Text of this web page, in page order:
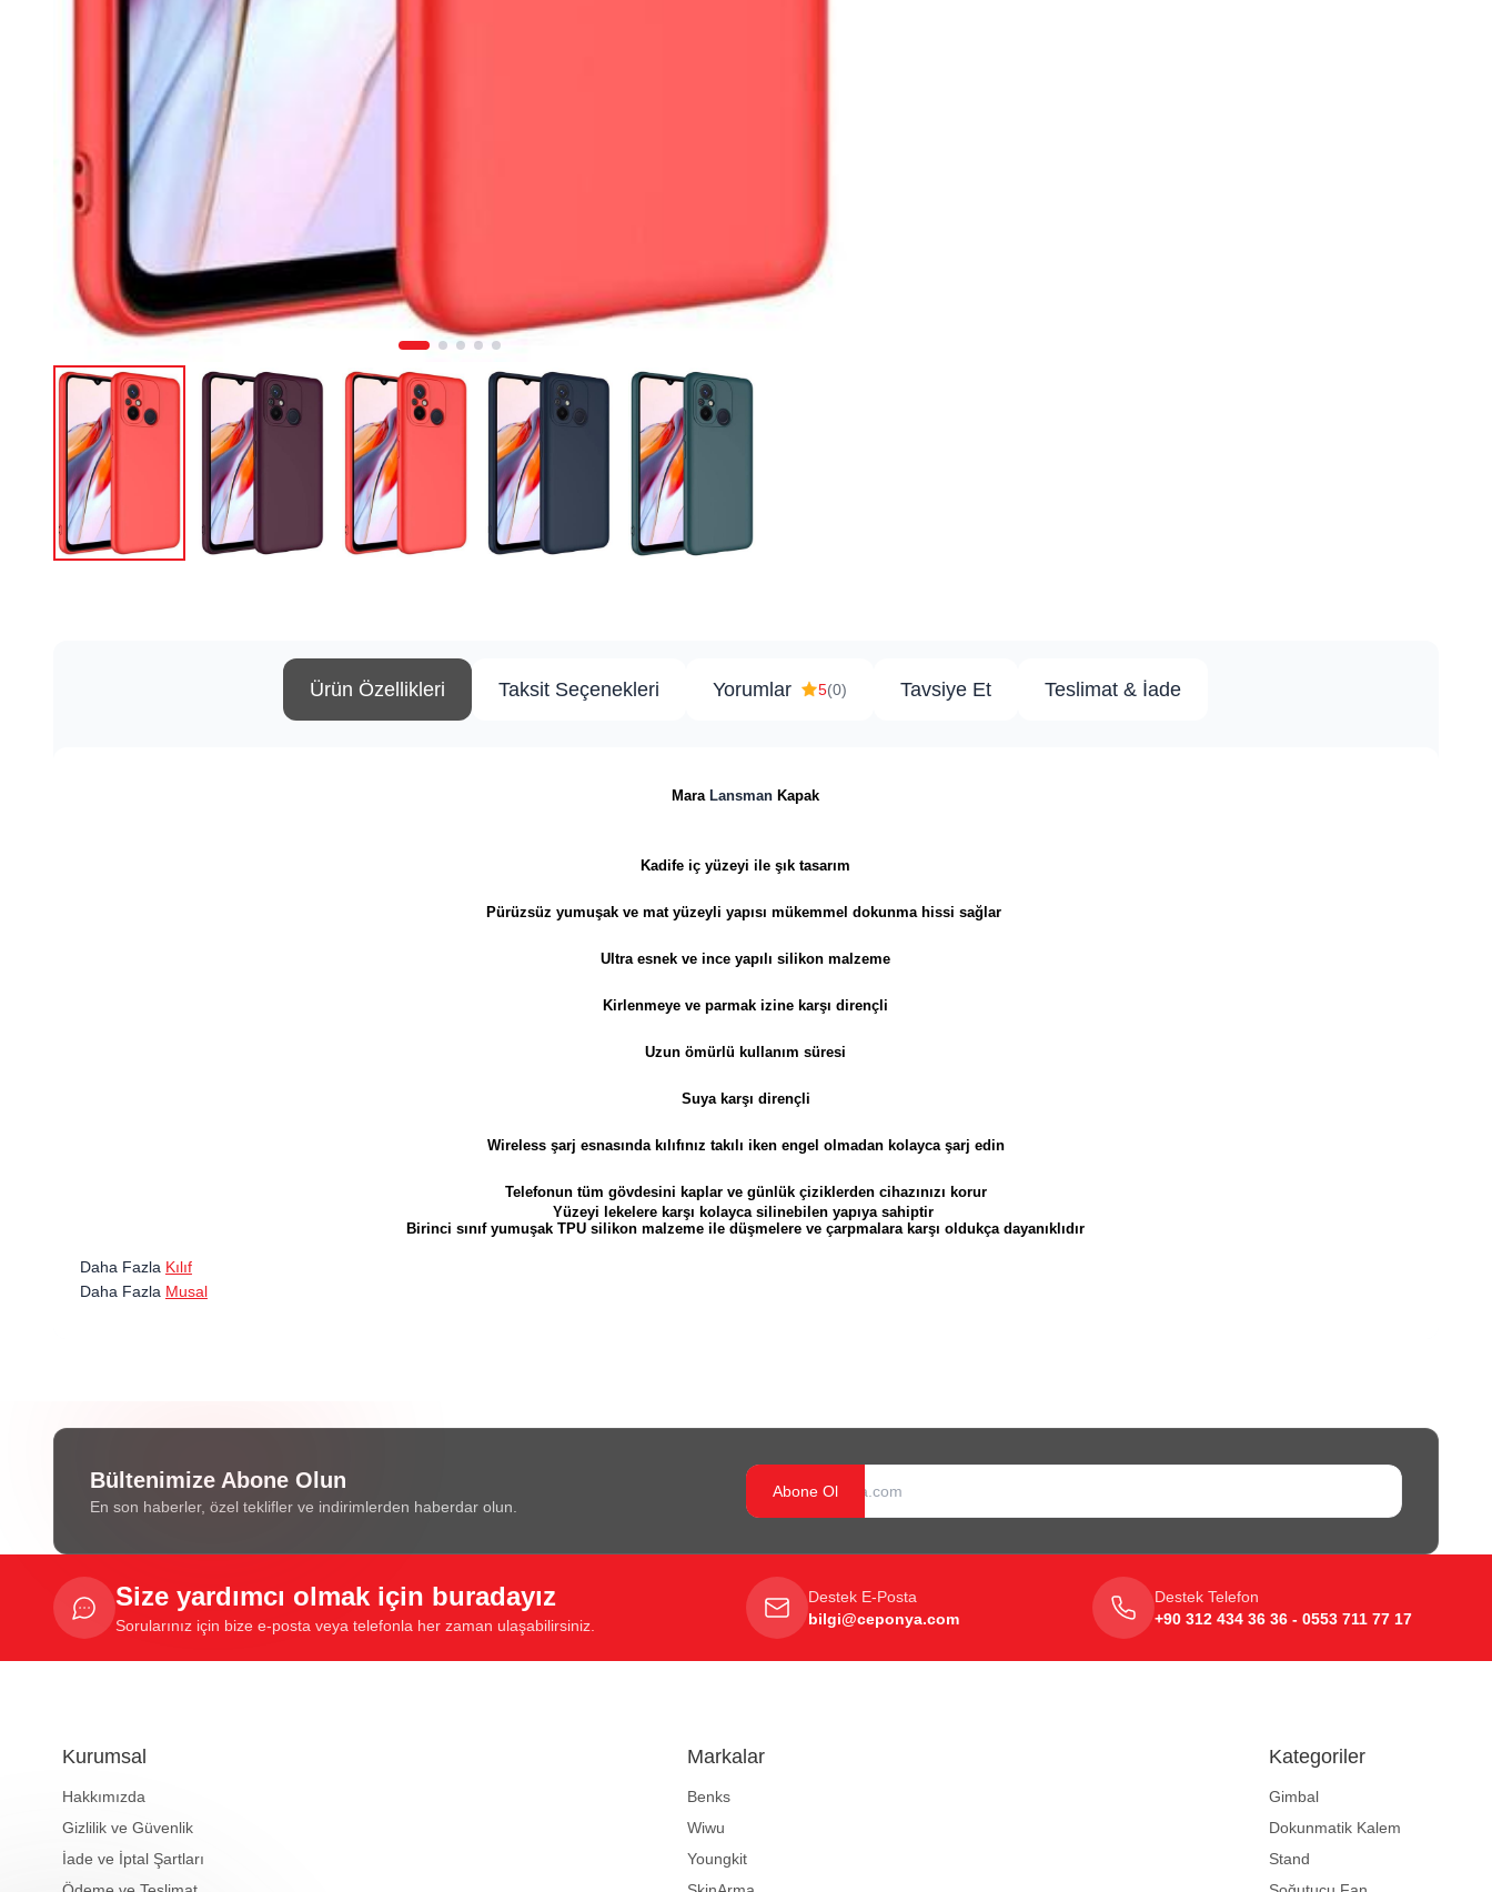
Ürün Özellikleri Taksit Seçenekleri Yorumlar 5(0) Tavsiye Et Teslimat & İade
MaraLansman Kapak
Kadife iç yüzeyi ile şık tasarım
Pürüzsüz yumuşak ve mat yüzeyli yapısı mükemmel dokunma hissi sağlar
Ultra esnek ve ince yapılı silikon malzeme
Kirlenmeye ve parmak izine karşı dirençli
Uzun ömürlü kullanım süresi
Suya karşı dirençli
Wireless şarj esnasında kılıfınız takılı iken engel olmadan kolayca şarj edin
Telefonun tüm gövdesini kaplar ve günlük çiziklerden cihazınızı korur
Yüzeyi lekelere karşı kolayca silinebilen yapıya sahiptir
Birinci sınıf yumuşak TPU silikon malzeme ile düşmelere ve çarpmalara karşı oldukça dayanıklıdır
Daha Fazla Kılıf
Daha Fazla Musal
Bültenimize Abone Olun
En son haberler, özel teklifler ve indirimlerden haberdar olun.
Abone Ol
Size yardımcı olmak için buradayız
Sorularınız için bize e-posta veya telefonla her zaman ulaşabilirsiniz.
Destek E-Posta
bilgi@ceponya.com
Destek Telefon
+90 312 434 36 36 - 0553 711 77 17
Kurumsal
Hakkımızda
Gizlilik ve Güvenlik
İade ve İptal Şartları
Markalar
Benks
Wiwu
Youngkit
Kategoriler
Gimbal
Dokunmatik Kalem
Stand